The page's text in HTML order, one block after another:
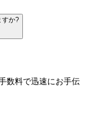
すか?
数料で迅速にお手伝